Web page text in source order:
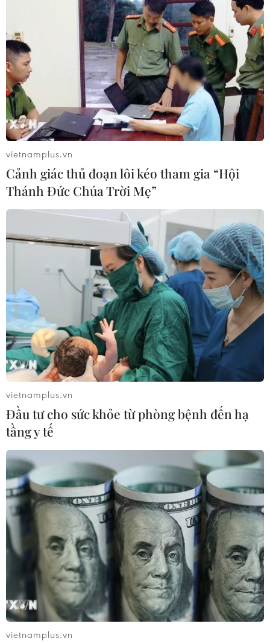
vietnamplus.vn
Cảnh giác thủ đoạn lôi kéo tham gia “Hội
Thánh Đức Chúa Trời Mẹ”
vietnamplus.vn
Đầu tư cho sức khỏe từ phòng bệnh đến hạ
tầng y tế
vietnamplus.vn